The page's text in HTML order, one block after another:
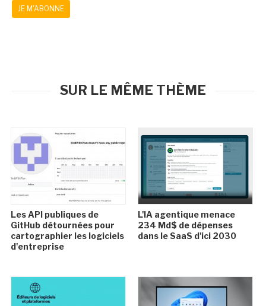
JE M'ABONNE
SUR LE MÊME THÈME
Les API publiques de
GitHub détournées pour
cartographier les logiciels
d'entreprise
L'IA agentique menace
234 Md$ de dépenses
dans le SaaS d'ici 2030